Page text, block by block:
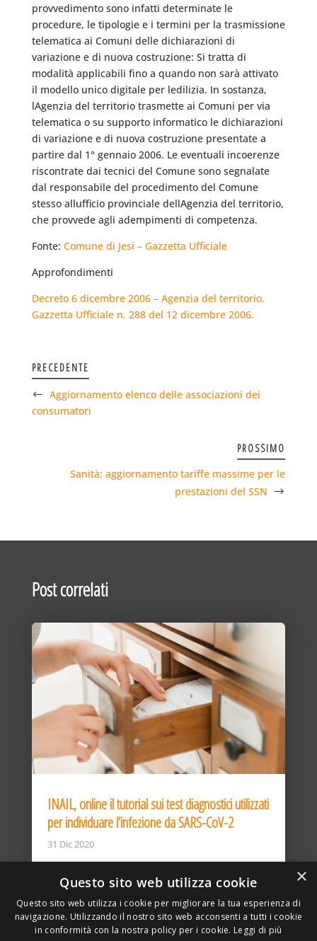
provvedimento sono infatti determinate le
procedure, le tipologie e i termini per la trasmissione
telematica ai Comuni delle dichiarazioni di
variazione e di nuova costruzione: Si tratta di
modalità applicabili fino a quando non sarà attivato
il modello unico digitale per ledilizia. In sostanza,
lAgenzia del territorio trasmette ai Comuni per via
telematica o su supporto informatico le dichiarazioni
di variazione e di nuova costruzione presentate a
partire dal 1° gennaio 2006. Le eventuali incoerenze
riscontrate dai tecnici del Comune sono segnalate
dal responsabile del procedimento del Comune
stesso allufficio provinciale dellAgenzia del territorio,
che provvede agli adempimenti di competenza.
Fonte: Comune di Jesi – Gazzetta Ufficiale
Approfondimenti
Decreto 6 dicembre 2006 – Agenzia del territorio,
Gazzetta Ufficiale n. 288 del 12 dicembre 2006.
PRECEDENTE
Aggiornamento elenco delle associazioni dei
consumatori
PROSSIMO
Sanità: aggiornamento tariffe massime per le
prestazioni del SSN
Post correlati
INAIL, online il tutorial sui test diagnostici utilizzati
per individuare l’infezione da SARS-CoV-2
31 Dic 2020
×
Questo sito web utilizza cookie
Questo sito web utilizza i cookie per migliorare la tua esperienza di
navigazione. Utilizzando il nostro sito web acconsenti a tutti i cookie
in conformità con la nostra policy per i cookie. Leggi di più